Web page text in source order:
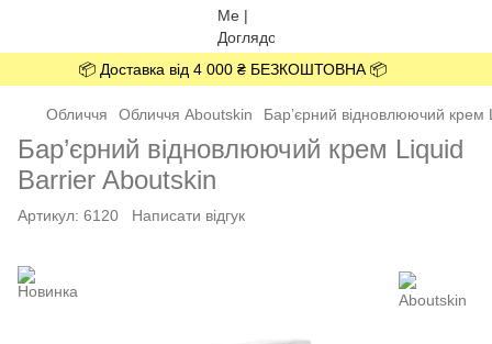
📦 Доставка від 4 000 ₴ БЕЗКОШТОВНА 📦
Обличчя Обличчя Aboutskin Бар’єрний відновлюючий
Бар’єрний відновлюючий крем Liquid
Barrier Aboutskin
Артикул: 6120 Написати відгук